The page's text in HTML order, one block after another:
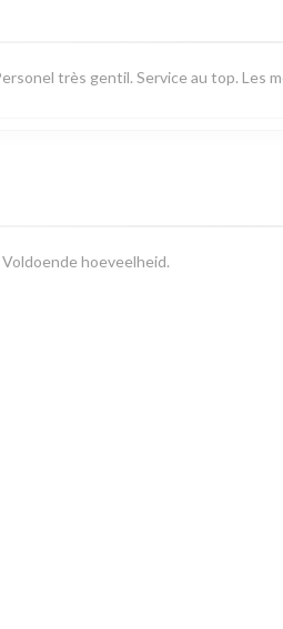
très gentil. Service au top. Les
hoeveelheid.